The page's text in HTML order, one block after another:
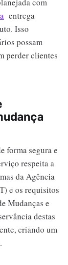
entrega
Isso
possam
perder clientes
forma segura e
respeita a
da Agência
e os requisitos
Mudanças e
destas
criando um